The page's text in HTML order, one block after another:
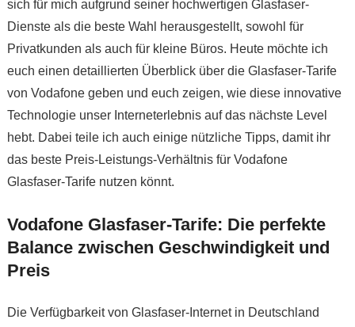
sich für mich aufgrund seiner hochwertigen Glasfaser-
Dienste als die beste Wahl herausgestellt, sowohl für
Privatkunden als auch für kleine Büros. Heute möchte ich
euch einen detaillierten Überblick über die Glasfaser-Tarife
von Vodafone geben und euch zeigen, wie diese innovative
Technologie unser Interneterlebnis auf das nächste Level
hebt. Dabei teile ich auch einige nützliche Tipps, damit ihr
das beste Preis-Leistungs-Verhältnis für Vodafone
Glasfaser-Tarife nutzen könnt.
Vodafone Glasfaser-Tarife: Die perfekte
Balance zwischen Geschwindigkeit und
Preis
Die Verfügbarkeit von Glasfaser-Internet in Deutschland